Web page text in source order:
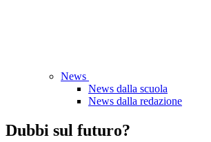
News
News dalla scuola
News dalla redazione
Dubbi sul futuro?